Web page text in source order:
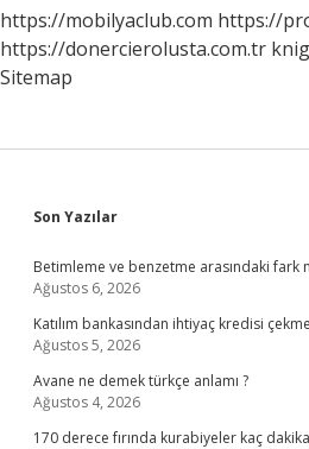
https://mobilyaclub.com https://
https://donercierolusta.com.tr
Sitemap
Sidebar
Son Yazılar
Betimleme ve benzetme arasındaki fark
Ağustos 6, 2026
Katılım bankasından ihtiyaç kredisi
Ağustos 5, 2026
Avane ne demek türkçe anlamı ?
Ağustos 4, 2026
170 derece fırında kurabiyeler kaç